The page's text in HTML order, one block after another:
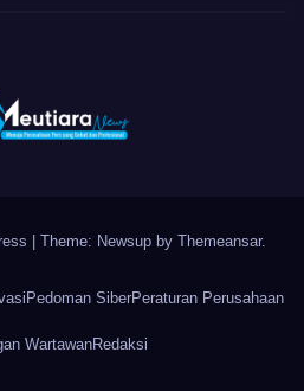
Theme: Newsup by Themeansar.
Pedoman SiberPeraturan Perusahaan
WartawanRedaksi